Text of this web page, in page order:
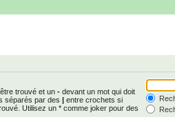
trouvé et un - devant un mot qui doit
séparés par des | entre crochets si
Utilisez un * comme joker pour des